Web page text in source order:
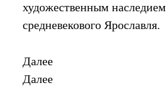
художественным наследием
средневекового Ярославля.
Далее
Далее